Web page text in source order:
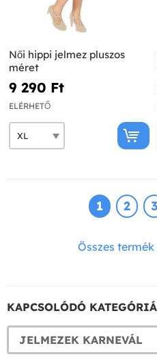
Női hippi jelmez pluszos
méret
9 290 Ft‎
ELÉRHETŐ
1 2 3
Összes
KAPCSOLÓDÓ
JELMEZEK KARNEVÁL